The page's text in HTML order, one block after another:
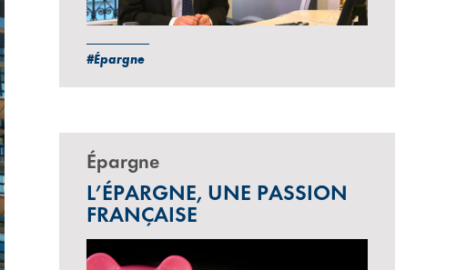
#Épargne
Épargne
L’ÉPARGNE, UNE PASSION
FRANÇAISE